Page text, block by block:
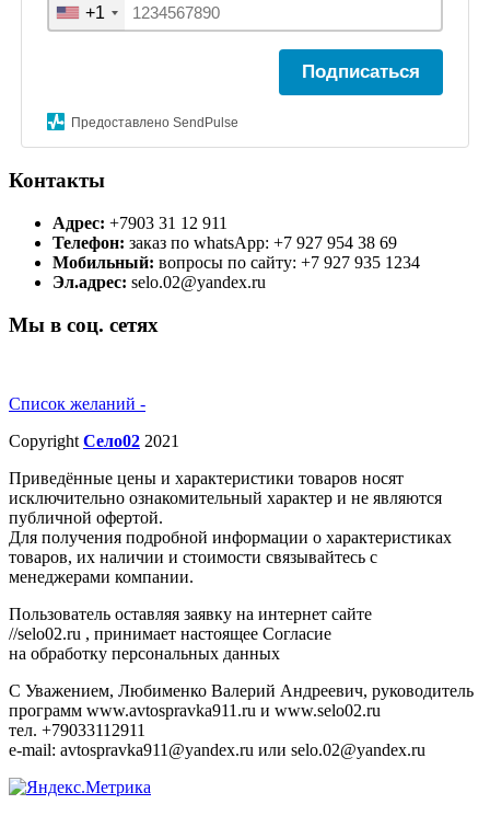
+1
Подписаться
Предоставлено SendPulse
Контакты
Адрес: +7903 31 12 911
Телефон: заказ по whatsApp: +7 927 954 38 69
Мобильный: вопросы по сайту: +7 927 935 1234
Эл.адрес: selo.02@yandex.ru
Мы в соц. сетях
Список желаний -
Copyright Село02 2021
Приведённые цены и характеристики товаров носят
исключительно ознакомительный характер и не являются
публичной офертой.
Для получения подробной информации о характеристиках
товаров, их наличии и стоимости связывайтесь с
менеджерами компании.
Пользователь оставляя заявку на интернет сайте
//selo02.ru , принимает настоящее Согласие
на обработку персональных данных
С Уважением, Любименко Валерий Андреевич, руководитель
программ www.avtospravka911.ru и www.selo02.ru
тел. +79033112911
e-mail: avtospravka911@yandex.ru или selo.02@yandex.ru